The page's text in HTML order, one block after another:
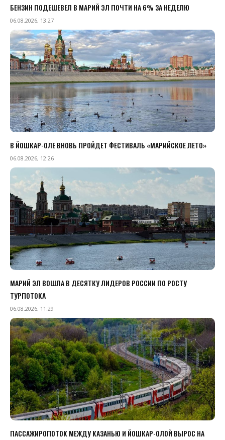
БЕНЗИН ПОДЕШЕВЕЛ В МАРИЙ ЭЛ ПОЧТИ НА 6% ЗА НЕДЕЛЮ
06.08.2026, 13:27
В ЙОШКАР-ОЛЕ ВНОВЬ ПРОЙДЕТ ФЕСТИВАЛЬ «МАРИЙСКОЕ ЛЕТО»
06.08.2026, 12:26
МАРИЙ ЭЛ ВОШЛА В ДЕСЯТКУ ЛИДЕРОВ РОССИИ ПО РОСТУ
ТУРПОТОКА
06.08.2026, 11:29
ПАССАЖИРОПОТОК МЕЖДУ КАЗАНЬЮ И ЙОШКАР-ОЛОЙ ВЫРОС НА